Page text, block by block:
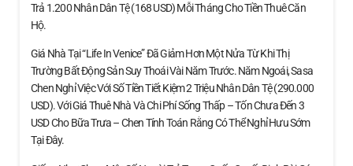
Trả 1.200 Nhân Dân Tệ (168 USD) Mỗi Tháng Cho Tiền Thuê Căn
Hộ.
Giá Nhà Tại “Life In Venice” Đã Giảm Hơn Một Nửa Từ Khi Thị
Trường Bất Động Sản Suy Thoái Vài Năm Trước. Năm Ngoái, Sasa
Chen Nghỉ Việc Với Số Tiền Tiết Kiệm 2 Triệu Nhân Dân Tệ (290.000
USD). Với Giá Thuê Nhà Và Chi Phí Sống Thấp – Tốn Chưa Đến 3
USD Cho Bữa Trưa – Chen Tính Toán Rằng Có Thể Nghỉ Hưu Sớm
Tại Đây.